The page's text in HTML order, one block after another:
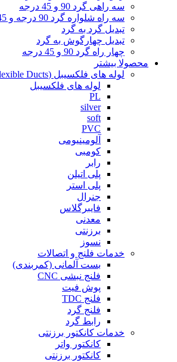
سه راهی گرد 90 و 45 درجه
سه راه شلواره گرد 90 درجه و 45 درجه
تبدیل گرد به گرد
تبدیل چهارگوش به گرد
چهار راه گرد 90 و 45 درجه
محصولا بیشتر
لوله های فلکسیبل (Flexible Ducts)
لوله های فلکسیبل
PL
silver
soft
PVC
آلومینیومی
کومبی
رابر
پلی اتیلن
پلی استر
جنرال
فایبرگلاس
معدنی
برزنتی
نسوز
خدمات فلنج و اتصالات
بست آلمانی (کمربندی)
فلنج نبشی CNC
پوش فیت
فلنج TDC
فلنج گرد
رابط گرد
خدمات کانکتور برزنتی
کانکتور واتر
کانکتور برزنتی